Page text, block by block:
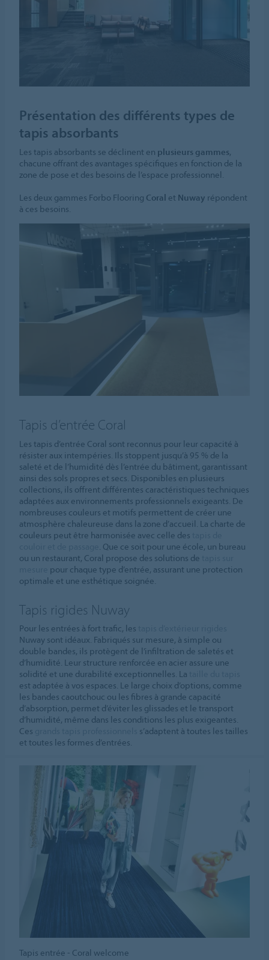
Présentation des différents types de
tapis absorbants
Les tapis absorbants se déclinent en plusieurs gammes,
chacune offrant des avantages spécifiques en fonction de la
zone de pose et des besoins de l’espace professionnel.
Les deux gammes Forbo Flooring Coral et Nuway répondent
à ces besoins.
Tapis d’entrée Coral
Les tapis d’entrée Coral sont reconnus pour leur capacité à
résister aux intempéries. Ils stoppent jusqu’à 95 % de la
saleté et de l’humidité dès l’entrée du bâtiment, garantissant
ainsi des sols propres et secs. Disponibles en plusieurs
collections, ils offrent différentes caractéristiques techniques
adaptées aux environnements professionnels exigeants. De
nombreuses couleurs et motifs permettent de créer une
atmosphère chaleureuse dans la zone d’accueil. La charte de
couleurs peut être harmonisée avec celle des
. Que ce soit pour une école, un bureau
ou un restaurant, Coral propose des solutions de
pour chaque type d’entrée, assurant une protection
optimale et une esthétique soignée.
Tapis rigides Nuway
Pour les entrées à fort trafic, les
Nuway sont idéaux. Fabriqués sur mesure, à simple ou
double bandes, ils protègent de l’infiltration de saletés et
d’humidité. Leur structure renforcée en acier assure une
solidité et une durabilité exceptionnelles. La
est adaptée à vos espaces. Le large choix d’options, comme
les bandes caoutchouc ou les fibres à grande capacité
d’absorption, permet d’éviter les glissades et le transport
d’humidité, même dans les conditions les plus exigeantes.
Ces
s’adaptent à toutes les tailles
et toutes les formes d’entrées.
Tapis entrée - Coral welcome